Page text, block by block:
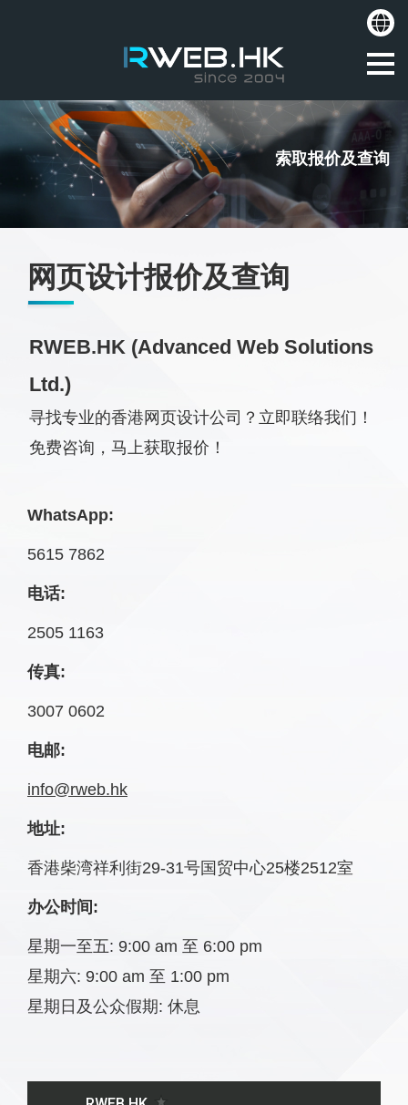
索取报价及查询
网页设计报价及查询
RWEB.HK (Advanced Web Solutions
Ltd.)
寻找专业的香港网页设计公司？立即联络我们！
免费咨询，马上获取报价！
WhatsApp:
5615 7862
电话:
2505 1163
传真:
3007 0602
电邮:
info@rweb.hk
地址:
香港柴湾祥利街29-31号国贸中心25楼2512室
办公时间:
星期一至五: 9:00 am 至 6:00 pm
星期六: 9:00 am 至 1:00 pm
星期日及公众假期: 休息